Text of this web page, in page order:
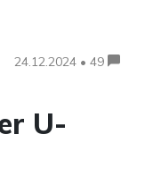
24.12.2024 • 49
U-